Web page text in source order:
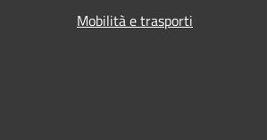
Mobilità e trasporti